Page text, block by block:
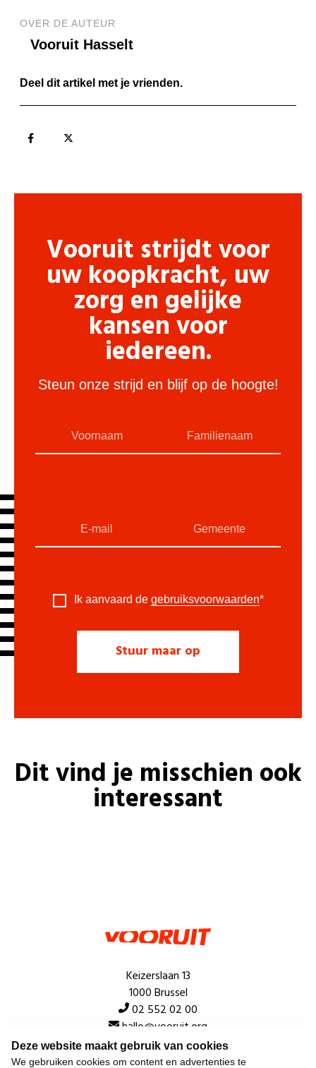
Deze website maakt gebruik van cookies
We gebruiken cookies om content en advertenties te
OVER DE AUTEUR
Vooruit Hasselt
Deel dit artikel met je vrienden.
Vooruit strijdt voor
uw koopkracht, uw
zorg en gelijke
kansen voor
iedereen.
Steun onze strijd en blijf op de hoogte!
Ik aanvaard de gebruiksvoorwaarden*
Dit vind je misschien ook
interessant
Keizerslaan 13
1000 Brussel
02 552 02 00
hallo@vooruit.org